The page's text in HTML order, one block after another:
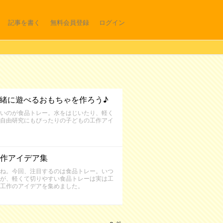
記事を書く 無料会員登録 ログイン
に遊べるおもちゃを作ろう♪
のが食品トレー。水をはじいたり、軽く
由研究にもぴったりの子どもの工作アイ
アイデア集
。今回、注目するのは食品トレー。いつ
、軽くて切りやすい食品トレーは実は工
のアイデアを集めました。